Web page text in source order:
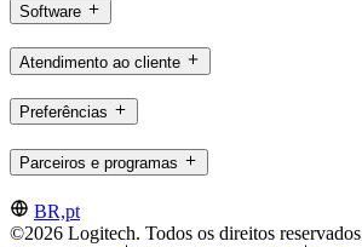
Software
Atendimento ao cliente
Preferências
Parceiros e programas
BR,pt
©2026 Logitech. Todos os direitos reservados